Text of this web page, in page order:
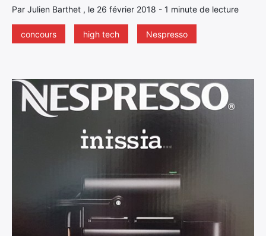
Par Julien Barthet , le 26 février 2018 - 1 minute de lecture
concours high tech Nespresso